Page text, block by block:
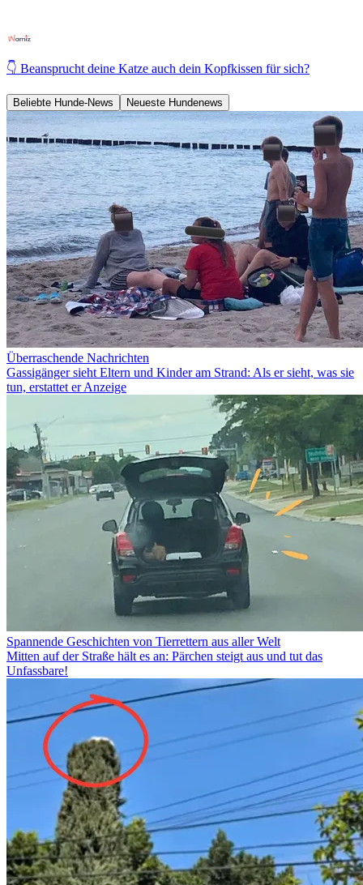
👇 Beansprucht deine Katze auch dein Kopfkissen für sich?
Beliebte Hunde-News Neueste Hundenews
Überraschende Nachrichten
Gassigänger sieht Eltern und Kinder am Strand: Als er sieht, was sie
tun, erstattet er Anzeige
Spannende Geschichten von Tierrettern aus aller Welt
Mitten auf der Straße hält es an: Pärchen steigt aus und tut das
Unfassbare!